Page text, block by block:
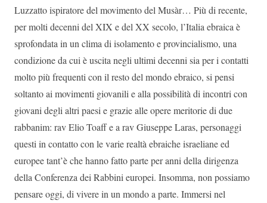
Luzzatto ispiratore del movimento del Musàr… Più di recente,
per molti decenni del XIX e del XX secolo, l’Italia ebraica è
sprofondata in un clima di isolamento e provincialismo, una
condizione da cui è uscita negli ultimi decenni sia per i contatti
molto più frequenti con il resto del mondo ebraico, si pensi
soltanto ai movimenti giovanili e alla possibilità di incontri con
giovani degli altri paesi e grazie alle opere meritorie di due
rabbanim: rav Elio Toaff e a rav Giuseppe Laras, personaggi
questi in contatto con le varie realtà ebraiche israeliane ed
europee tant’è che hanno fatto parte per anni della dirigenza
della Conferenza dei Rabbini europei. Insomma, non possiamo
pensare oggi, di vivere in un mondo a parte. Immersi nel